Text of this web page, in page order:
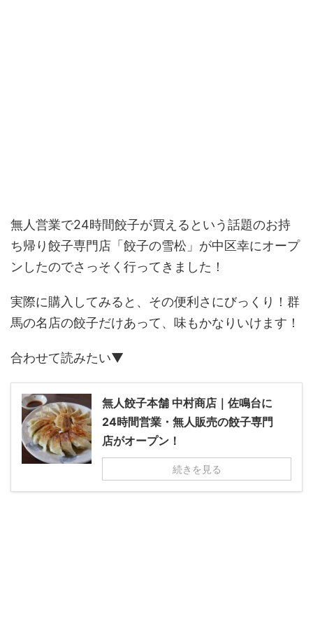
無人営業で24時間餃子が買えるという話題のお持
ち帰り餃子専門店「餃子の雪松」が中区幸にオープ
ンしたのでさっそく行ってきました！
実際に購入してみると、その便利さにびっくり！群
馬の名店の餃子だけあって、味もかなりいけます！
合わせて読みたい▼
無人餃子本舗 中村商店｜佐鳴台に
24時間営業・無人販売の餃子専門
店がオープン！
続きを見る